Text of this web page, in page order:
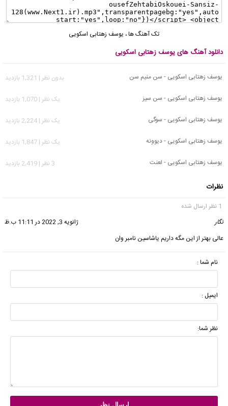
تک آهنگ ها، یوسف زهتابی اسکویی
دانلود آهنگ های یوسف زهتابی اسکویی
یوسف زهتابی اسکویی - سن منیم سن
بدون نظر | 1,321 بازدید
یوسف زهتابی اسکویی - سن سیز
يک نظر | 1,070 بازدید
یوسف زهتابی اسکویی - سوگی
يک نظر | 2,224 بازدید
یوسف زهتابی اسکویی - دیوونه
يک نظر | 1,847 بازدید
یوسف زهتابی اسکویی - لعنت
3 نظر | 2,419 بازدید
نظرات
1 نظر ارسال شده
نگار
ژانویه 3, 2022 در 11:11 ب.ظ
عالی بهتر از این مگه داریم یاشاسین نامبر وان
نام شما :
ایمیل :
نظر شما: